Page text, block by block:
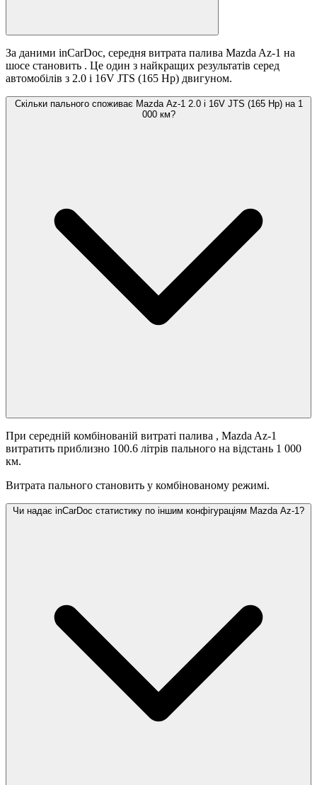
За даними inCarDoc, середня витрата палива Mazda Az-1 на
шосе становить . Це один з найкращих результатів серед
автомобілів з 2.0 i 16V JTS (165 Hp) двигуном.
Скільки пального споживає Mazda Az-1 2.0 i 16V JTS (165 Hp) на 1
000 км?
При середній комбінованій витраті палива , Mazda Az-1
витратить приблизно 100.6 літрів пального на відстань 1 000
км.
Витрата пального становить у комбінованому режимі.
Чи надає inCarDoc статистику по іншим конфігураціям Mazda Az-1?